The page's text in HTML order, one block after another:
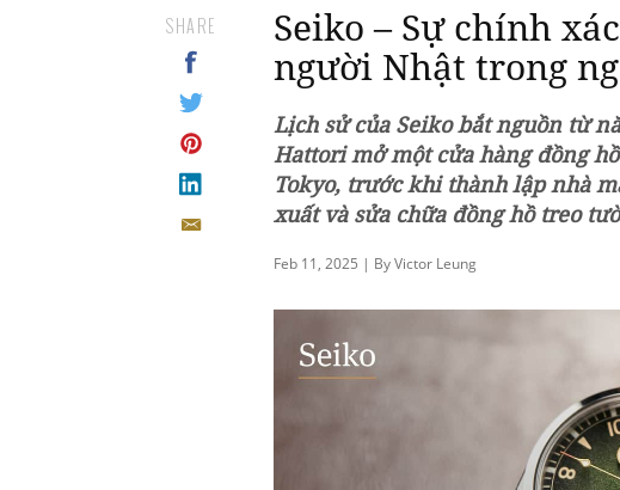
Seiko – Sự chính
người Nhật trong
Lịch sử của Seiko bắt nguồn từ
Hattori mở một cửa hàng đồng
Tokyo, trước khi thành lập nhà
xuất và sửa chữa đồng hồ treo
Feb 11, 2025 | By Victor Leung
SHARE